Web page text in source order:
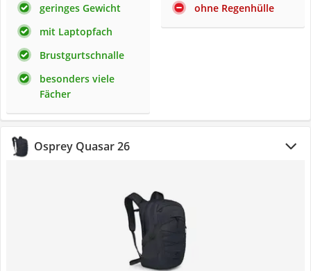
geringes Gewicht
mit Laptopfach
Brustgurtschnalle
besonders viele
Fächer
ohne Regenhülle
Osprey Quasar 26